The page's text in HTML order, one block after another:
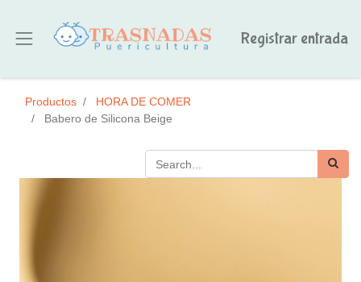
Registrar entrada
Productos
HORA DE COMER
Babero de Silicona Beige